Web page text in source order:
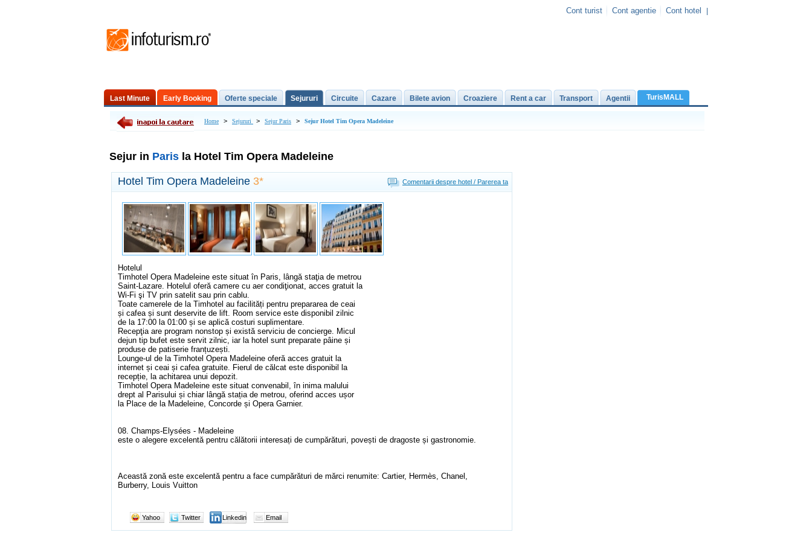
Cont turist Cont agentie Cont hotel
Last Minute Early Booking Oferte speciale Sejururi Circuite Cazare Bilete avion Croaziere Rent a car Transport Agentii TurisMALL
Excursii de o zi Home > Sejururi > Sejur Paris > Sejur Hotel Tim Opera Madeleine
Sejur in Paris la Hotel Tim Opera Madeleine
Comentarii despre hotel / Parerea ta
Hotel Tim Opera Madeleine 3*
Hotelul
Timhotel Opera Madeleine este situat în Paris, lângă staţia de metrou
Saint-Lazare. Hotelul oferă camere cu aer condiţionat, acces gratuit la
Wi-Fi şi TV prin satelit sau prin cablu.
Toate camerele de la Timhotel au facilități pentru prepararea de ceai
și cafea și sunt deservite de lift. Room service este disponibil zilnic
de la 17:00 la 01:00 și se aplică costuri suplimentare.
Recepţia are program nonstop și există serviciu de concierge. Micul
dejun tip bufet este servit zilnic, iar la hotel sunt preparate pâine și
produse de patiserie franțuzești.
Lounge-ul de la Timhotel Opera Madeleine oferă acces gratuit la
internet și ceai și cafea gratuite. Fierul de călcat este disponibil la
recepție, la achitarea unui depozit.
Timhotel Opera Madeleine este situat convenabil, în inima malului
drept al Parisului și chiar lângă stația de metrou, oferind acces ușor
la Place de la Madeleine, Concorde și Opera Garnier.
08. Champs-Elysées - Madeleine
este o alegere excelentă pentru călătorii interesați de cumpărături, povești de dragoste și gastronomie.
Această zonă este excelentă pentru a face cumpărături de mărci renumite: Cartier, Hermès, Chanel,
Burberry, Louis Vuitton
Yahoo Twitter Linkedin Email